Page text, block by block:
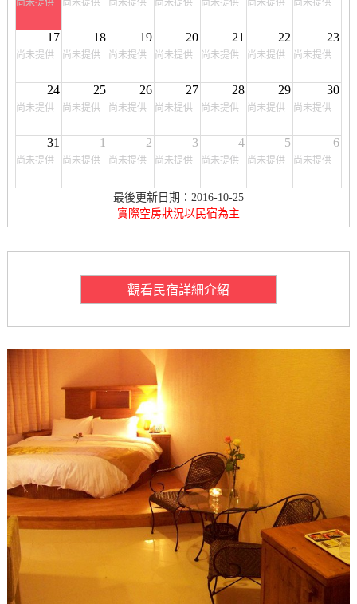
17
尚未提供
18
尚未提供
19
尚未提供
20
尚未提供
21
尚未提供
22
尚未提供
23
尚未提供
24
尚未提供
25
尚未提供
26
尚未提供
27
尚未提供
28
尚未提供
29
尚未提供
30
尚未提供
31
尚未提供
1
尚未提供
2
尚未提供
3
尚未提供
4
尚未提供
5
尚未提供
6
尚未提供
最後更新日期：2016-10-25
實際空房狀況以民宿為主
觀看民宿詳細介紹